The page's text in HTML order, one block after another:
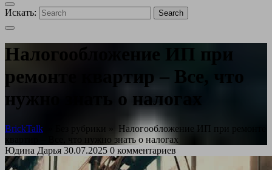
Искать: Search
Налогообложение ИП при
ремонте квартир – Все, что
нужно знать о налогах
BrickTalk » Без рубрики » Налогообложение ИП при ремонте
квартир – Все, что нужно знать о налогах
Юдина Дарья 30.07.2025 0 комментариев